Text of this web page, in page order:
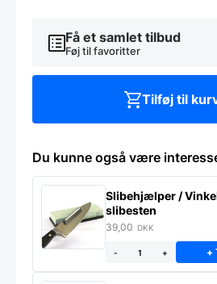
Få et samlet tilbud
Føj til favoritter
Tilføj til
Du kunne også være
Slibehjælper /
slibesten
39,00 DKK
- + +